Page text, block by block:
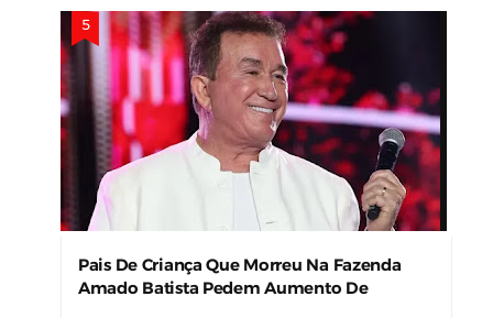
Pais De Criança Que Morreu Na Fazenda
Amado Batista Pedem Aumento De